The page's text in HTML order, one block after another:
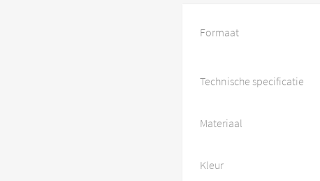
Formaat
Technische specificatie
Materiaal
Kleur